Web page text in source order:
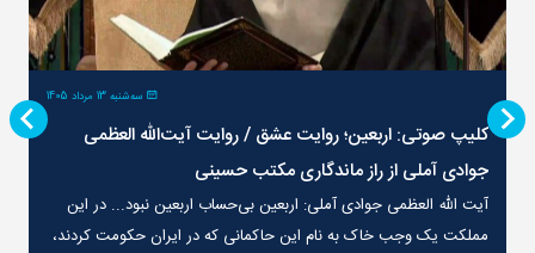
کلیپ صوتی: اربعین؛ روایت عشق / روایت آیت‌الله العظمی
جوادی آملی از راز ماندگاری مکتب حسینی
آیت الله العظمی جوادی آملی: اربعین بی‌حساب اربعین نبود... در این
مملکت یک وجب خاک به نام این حاکمانی که در ایران حکومت کردند،
سه‌شنبه 13 مرداد 1405